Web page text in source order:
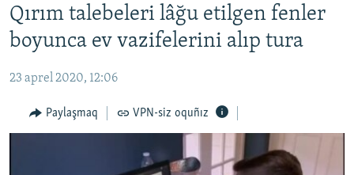
qaytmaq
Baş
navigatsiyağa
qaytmaq
qaytmaq
SİYASET
İQTİSADİYAT
CEMİYET
MEDENİYET
Qırım talebeleri lâğu etilgen fenler
boyunca ev vazifelerini alıp tura
23 aprel 2020, 12:06
Paylaşmaq VPN-siz oquñız